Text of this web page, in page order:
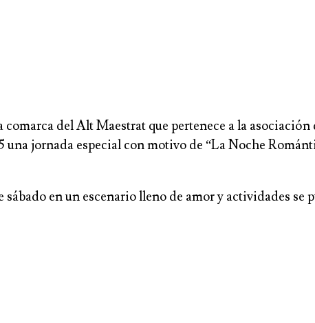
del Alt Maestrat que pertenece a la asociación
una jornada especial con motivo de “La Noche
en un escenario lleno de amor y actividades